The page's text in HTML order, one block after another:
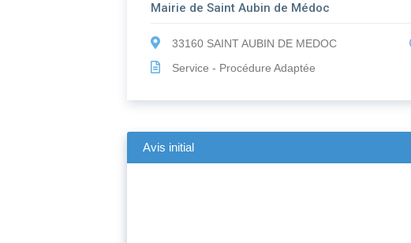
Mairie de Saint Aubin de Médoc
33160 SAINT AUBIN DE MEDOC
Service - Procédure Adaptée
Avis initial